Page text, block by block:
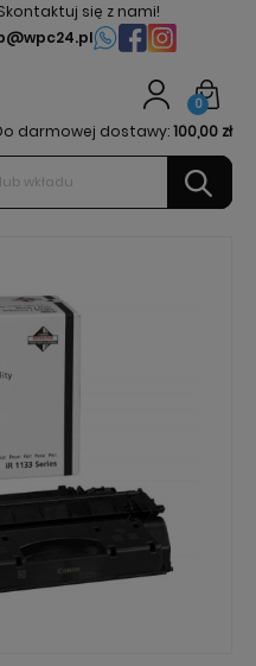
się z nami!
0
darmowej dostawy:100,00 zł